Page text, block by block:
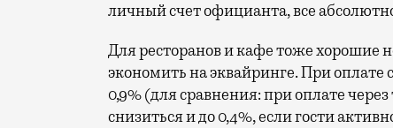
личный счет официанта, все
Для ресторанов и кафе тоже хорошие
экономить на эквайринге. При оплате
0,9% (для сравнения: при оплате
снизиться и до 0,4%, если гости